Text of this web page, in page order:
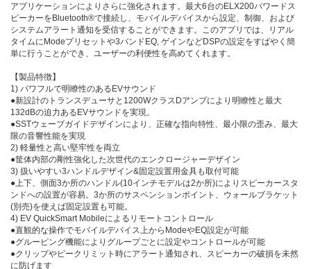
アプリケーションによりさらに強化されます。最大6台のELX200パワードス
ピーカーをBluetooth®で接続し、モバイルデバイスから設定、制御、および
システムアラート通知を受信することができます。このアプリでは、リアル
タイムにModeプリセットや3バンドEQ, ゲインなどDSPの設定をすばやく簡
単に行うことができ、ユーザーの利便性を高めてくれます。
【製品特徴】
1) パワフルで明瞭性のあるEVサウンド
●新設計のトランスデューサと1200WクラスDアンプにより明瞭性と最大
132dBの迫力あるEVサウンドを実現。
●SSTウェーブガイドデザインにより、正確な指向特性、最小限の歪み、最大
限の音響性能を実現
2) 軽量性と高い堅牢性を両立
●筐体内部の剛性強化した次世代のエンクロージャーデザイン
3) 扱いやすい3ハンドルデザイン&固定設置用金具も取付可能
●上下、側面3か所のハンドル(10インチモデルは2か所)によりスピーカースタ
ンドへの設置が容易。3か所のサスペンションポイント、ウォールブラケット
(別売)を使えば固定設置も可能。
4) EV QuickSmart Mobileによるリモートコントロール
●直観的な操作でモバイルデバイス上からModeやEQ設定が可能
●グルーピング機能によりグループごとに設定やコントロールが可能
●クリップやピークリミット時にアラート通知され、スピーカーの破損を未然
に防げます